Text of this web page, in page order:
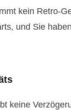
kein Retro-
und Sie
keine